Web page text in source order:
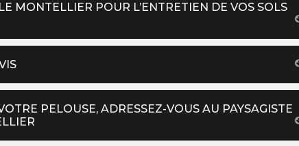
MONTELLIER POUR L’ENTRETIEN DE VOS SOLS
PELOUSE, ADRESSEZ-VOUS AU PAYSAGISTE